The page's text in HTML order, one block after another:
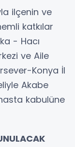
ilçenin ve
katkılar
- Hacı
ve Aile
Konya İl
Akabe
kabulüne